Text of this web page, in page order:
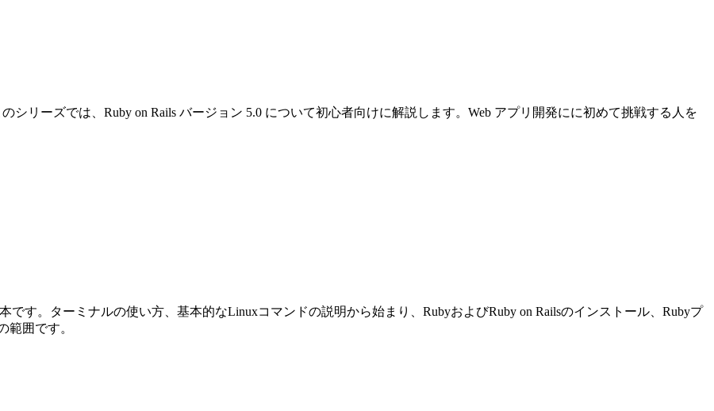
シリーズでは、Ruby on Rails バージョン 5.0 について初心者向けに解説します。Web アプリ開発にに初めて挑戦する人を
です。ターミナルの使い方、基本的なLinuxコマンドの説明から始まり、RubyおよびRuby on Railsのインストール、Rubyプ
範囲です。